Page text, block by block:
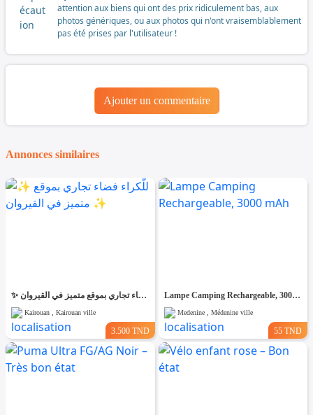
attention aux biens qui ont des prix ridiculement bas, aux
photos génériques, ou aux photos qui n'ont vraisemblablement
pas été prises par l'utilisateur !
Ajouter un commentaire
Annonces similaires
✨ للّكراء فضاء تجاري بموقع متميز في القيروان ✨
Kairouan , Kairouan ville
3.500 TND
Lampe Camping Rechargeable, 3000 mAh
Medenine , Médenine ville
55 TND